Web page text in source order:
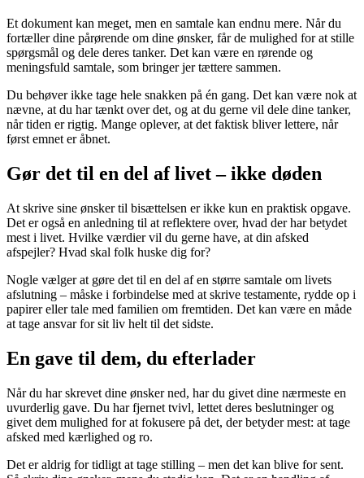
Et dokument kan meget, men en samtale kan endnu mere. Når du
fortæller dine pårørende om dine ønsker, får de mulighed for at stille
spørgsmål og dele deres tanker. Det kan være en rørende og
meningsfuld samtale, som bringer jer tættere sammen.
Du behøver ikke tage hele snakken på én gang. Det kan være nok at
nævne, at du har tænkt over det, og at du gerne vil dele dine tanker,
når tiden er rigtig. Mange oplever, at det faktisk bliver lettere, når
først emnet er åbnet.
Gør det til en del af livet – ikke døden
At skrive sine ønsker til bisættelsen er ikke kun en praktisk opgave.
Det er også en anledning til at reflektere over, hvad der har betydet
mest i livet. Hvilke værdier vil du gerne have, at din afsked
afspejler? Hvad skal folk huske dig for?
Nogle vælger at gøre det til en del af en større samtale om livets
afslutning – måske i forbindelse med at skrive testamente, rydde op i
papirer eller tale med familien om fremtiden. Det kan være en måde
at tage ansvar for sit liv helt til det sidste.
En gave til dem, du efterlader
Når du har skrevet dine ønsker ned, har du givet dine nærmeste en
uvurderlig gave. Du har fjernet tvivl, lettet deres beslutninger og
givet dem mulighed for at fokusere på det, der betyder mest: at tage
afsked med kærlighed og ro.
Det er aldrig for tidligt at tage stilling – men det kan blive for sent.